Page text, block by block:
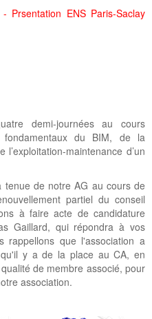
Prsentation ENS Paris-Saclay
demi-journées au cours
du BIM, de la
maintenance d’un
de notre AG au cours de
partiel du conseil
à faire acte de candidature
Gaillard, qui répondra à vos
rappellons que l'association a
y a de la place au CA, en
de membre associé, pour
association.